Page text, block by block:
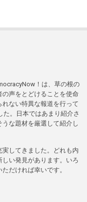
！は、草の根の
声をとどけることを使命
ない特異な報道を行って
。日本ではあまり紹介さ
な題材を厳選して紹介し
してきました。どれも内
い発見があります。いろ
だければ幸いです。